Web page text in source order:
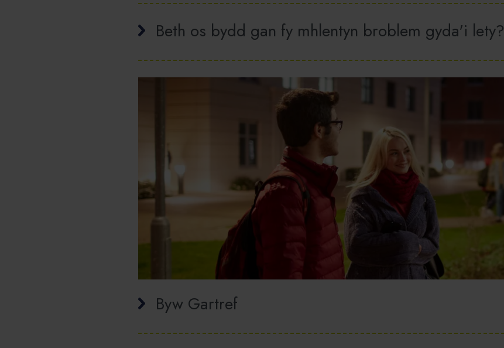
Beth os bydd gan fy mhlentyn broblem gyda'i lety?
Byw Gartref